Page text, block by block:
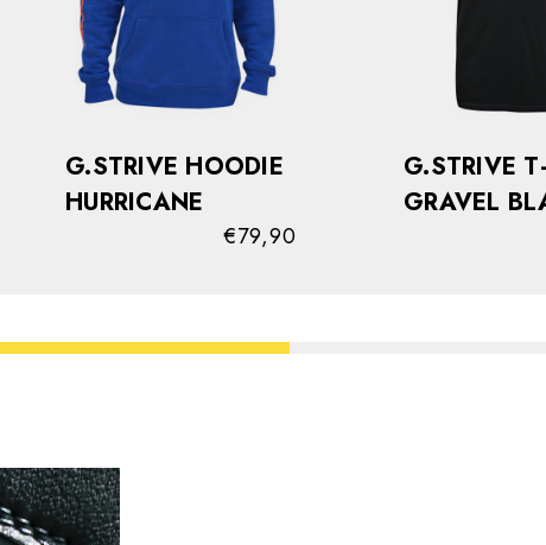
G.STRIVE HOODIE
HURRICANE
€79,90
G.STRIVE
GRAVEL